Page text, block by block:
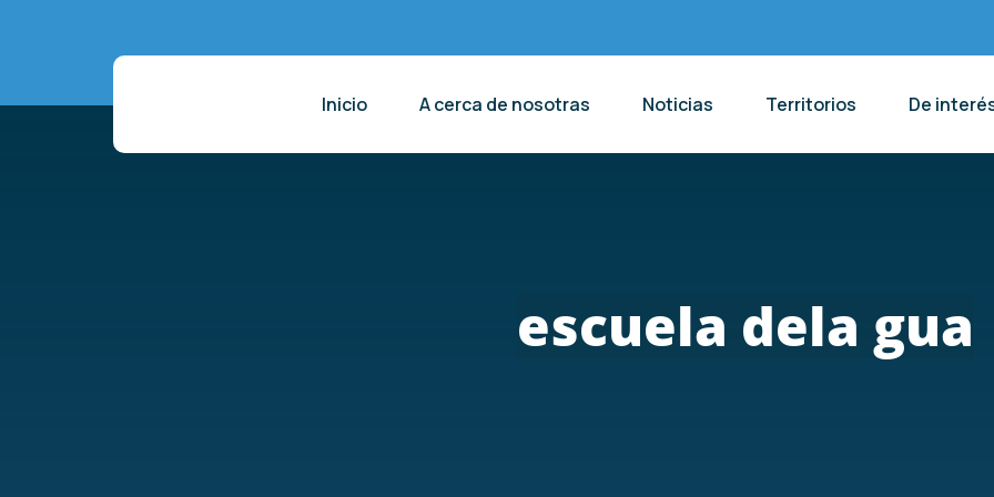
Inicio A cerca de nosotras Noticias Territorios De
escuela dela gua